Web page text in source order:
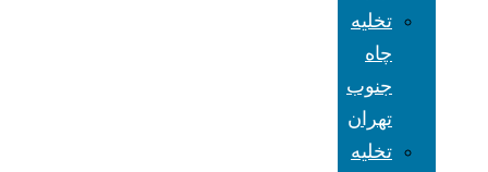
تخلیه
چاه
جنوب
تهران
تخلیه